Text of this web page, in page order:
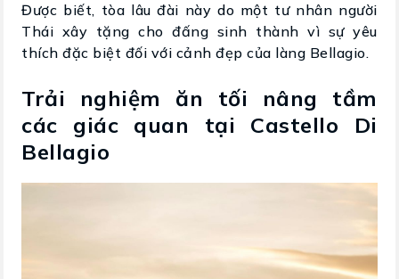
Được biết, tòa lâu đài này do một tư nhân người
Thái xây tặng cho đấng sinh thành vì sự yêu
thích đặc biệt đối với cảnh đẹp của làng Bellagio.
Trải nghiệm ăn tối nâng tầm
các giác quan tại Castello Di
Bellagio